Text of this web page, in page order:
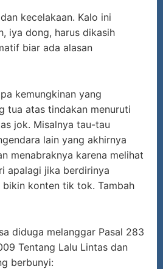
kecelakaan. Kalo ini
iya dong, harus dikasih
biar ada alasan
kemungkinan yang
tua atas tindakan menuruti
jok. Misalnya tau-tau
lain yang akhirnya
menabraknya karena melihat
apalagi jika berdirinya
konten tik tok. Tambah
diduga melanggar Pasal 283
Tentang Lalu Lintas dan
berbunyi: